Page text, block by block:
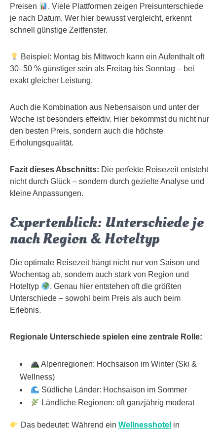
Preisen
. Viele Plattformen zeigen Preisunterschiede
je nach Datum. Wer hier bewusst vergleicht, erkennt
schnell günstige Zeitfenster.
Beispiel: Montag bis Mittwoch kann ein Aufenthalt oft
30–50 % günstiger sein als Freitag bis Sonntag – bei
exakt gleicher Leistung.
Auch die Kombination aus Nebensaison und unter der
Woche ist besonders effektiv. Hier bekommst du nicht nur
den besten Preis, sondern auch die höchste
Erholungsqualität.
Fazit dieses Abschnitts: Die perfekte Reisezeit entsteht
nicht durch Glück – sondern durch gezielte Analyse und
kleine Anpassungen.
Expertenblick: Unterschiede je
nach Region & Hoteltyp
Die optimale Reisezeit hängt nicht nur von Saison und
Wochentag ab, sondern auch stark von Region und
Hoteltyp
. Genau hier entstehen oft die größten
Unterschiede – sowohl beim Preis als auch beim
Erlebnis.
Regionale Unterschiede spielen eine zentrale Rolle:
Alpenregionen: Hochsaison im Winter (Ski &
Wellness)
Südliche Länder: Hochsaison im Sommer
Ländliche Regionen: oft ganzjährig moderat
Das bedeutet: Während einWellnesshotel in